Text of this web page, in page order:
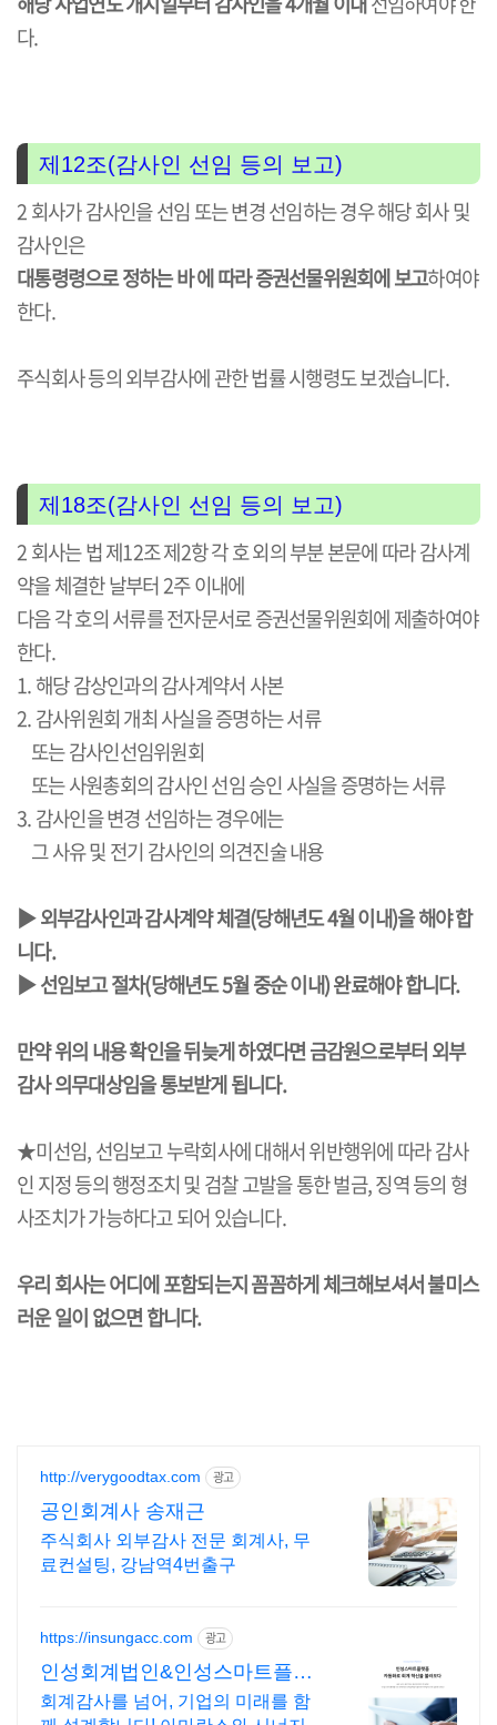
다.
제12조(감사인 선임 등의 보고)
2 회사가 감사인을 선임 또는 변경 선임하는 경우 해당 회사 및
감사인은
대통령령으로 정하는 바 에 따라 증권선물위원회에 보고하여야
한다.
주식회사 등의 외부감사에 관한 법률 시행령도 보겠습니다.
제18조(감사인 선임 등의 보고)
2 회사는 법 제12조 제2항 각 호 외의 부분 본문에 따라 감사계
약을 체결한 날부터 2주 이내에
다음 각 호의 서류를 전자문서로 증권선물위원회에 제출하여야
한다.
1. 해당 감상인과의 감사계약서 사본
2. 감사위원회 개최 사실을 증명하는 서류
또는 감사인선임위원회
또는 사원총회의 감사인 선임 승인 사실을 증명하는 서류
3. 감사인을 변경 선임하는 경우에는
그 사유 및 전기 감사인의 의견진술 내용
▶ 외부감사인과 감사계약 체결(당해년도 4월 이내)을 해야 합
니다.
▶선임보고 절차(당해년도 5월 중순 이내) 완료해야 합니다.
만약 위의 내용 확인을 뒤늦게 하였다면 금감원으로부터 외부
감사 의무대상임을 통보받게 됩니다.
★미선임, 선임보고 누락회사에 대해서 위반행위에 따라 감사
인 지정 등의 행정조치 및 검찰 고발을 통한 벌금, 징역 등의 형
사조치가 가능하다고 되어 있습니다.
우리 회사는 어디에 포함되는지 꼼꼼하게 체크해보셔서 불미스
러운 일이 없으면 합니다.
http://verygoodtax.com 광고
공인회계사 송재근
주식회사 외부감사 전문 회계사, 무
료컨설팅, 강남역4번출구
https://insungacc.com 광고
인성회계법인&인성스마트플랫
폼 신뢰할 수 있는 회계자문
회계감사를 넘어, 기업의 미래를 함